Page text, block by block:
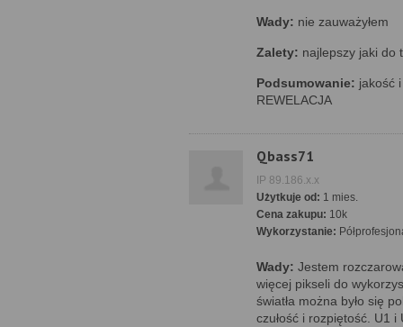
Wady: nie zauważyłem
Zalety: najlepszy jaki do
Podsumowanie: jakość
REWELACJA
Qbass71
IP 89.186.x.x
Użytkuje od: 1 mies.
Cena zakupu: 10k
Wykorzystanie:
Wady: Jestem
więcej pikseli do
światła można było się
czułość i rozpiętość. U1 i